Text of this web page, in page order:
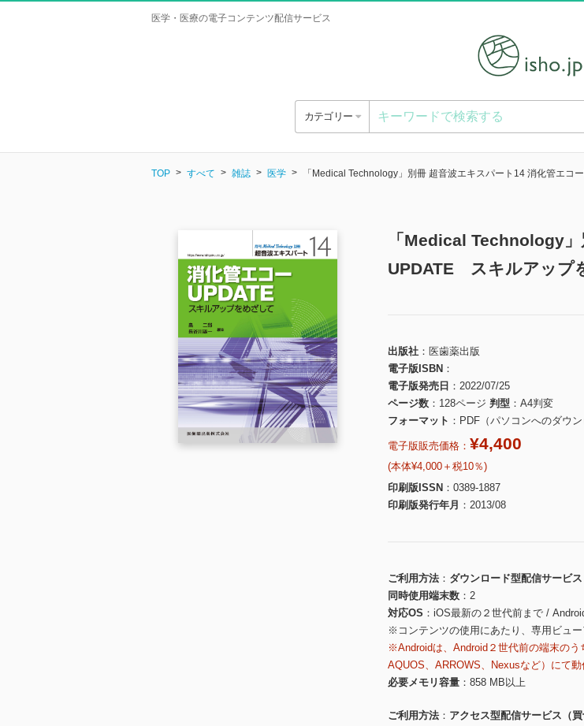
医学・医療の電子コンテンツ配信サービス
カテゴリー
TOP すべて 雑誌 医学 「Medical Technology」別冊 超音波エキスパート14 消化管エ
「Medical Technology
UPDATE スキルアップ
出版社
医歯薬出版
電子版ISBN
電子版発売日
2022/07/25
ページ数
128ページ 判型
A4判変
フォーマット
PDF（パソコンへのダウン
電子版販売価格： ¥4,400
(本体¥4,000＋税10％)
印刷版ISSN
0389-1887
印刷版発行年月
2013/08
ご利用方法
ダウンロード型配信サービス
同時使用端末数
2
対応OS
iOS最新の２世代前まで /
※コンテンツの使用にあたり、専用ビュ
※Androidは、Android２世代前の端末のう
AQUOS、ARROWS、Nexusなど）にて
必要メモリ容量
858 MB以上
ご利用方法
アクセス型配信サービス（買